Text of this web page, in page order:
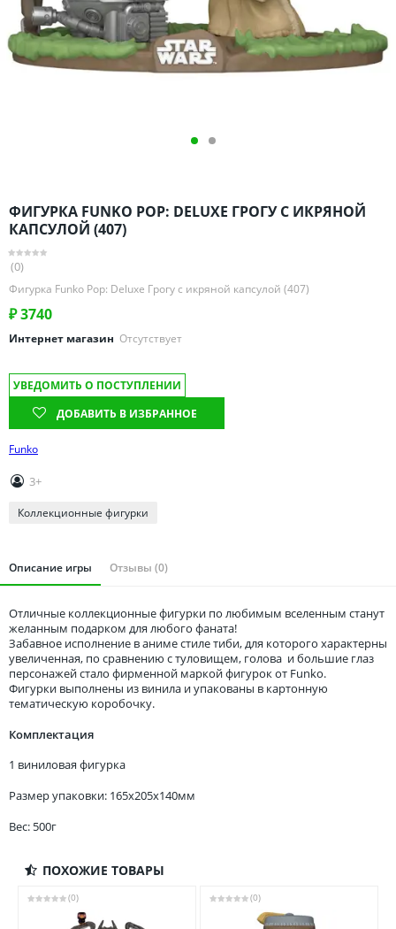
Оренбургская область
Пензенская область
Саратовская область
Свердловская область
Ставропольский край
Тамбовская область
Татарстан
Тверская область
Томская область
Тюменская область
Удмуртия
Ульяновская область
ФИГУРКА FUNKO POP: DELUXE ГРОГУ С ИКРЯНОЙ
КАПСУЛОЙ (407)
(0)
Фигурка Funko Pop: Deluxe Грогу с икряной капсулой (407)
₽3740
Интернет магазин Отсутствует
УВЕДОМИТЬ О ПОСТУПЛЕНИИ
ДОБАВИТЬ В ИЗБРАННОЕ
Funko
3+
Коллекционные фигурки
Описание игры Отзывы (0)
Отличные коллекционные фигурки по любимым вселенным станут
желанным подарком для любого фаната!
Забавное исполнение в аниме стиле тиби, для которого характерны
увеличенная, по сравнению с туловищем, голова и большие глаз
персонажей стало фирменной маркой фигурок от Funko.
Фигурки выполнены из винила и упакованы в картонную
тематическую коробочку.
Комплектация
1 виниловая фигурка
Размер упаковки: 165x205x140мм
Вес: 500г
ПОХОЖИЕ ТОВАРЫ
(0) (0)